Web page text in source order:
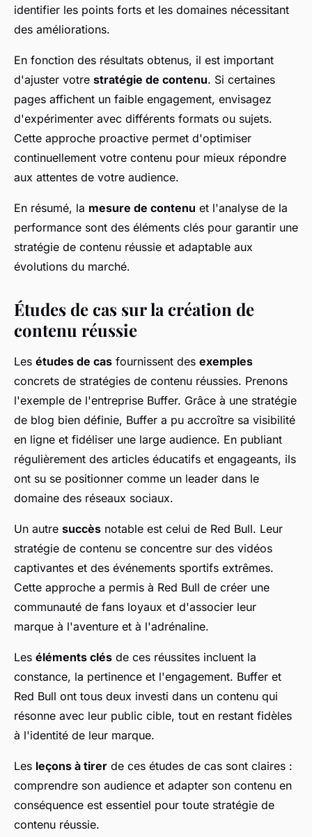
identifier les points forts et les domaines nécessitant
des améliorations.
En fonction des résultats obtenus, il est important
d'ajuster votre stratégie de contenu. Si certaines
pages affichent un faible engagement, envisagez
d'expérimenter avec différents formats ou sujets.
Cette approche proactive permet d'optimiser
continuellement votre contenu pour mieux répondre
aux attentes de votre audience.
En résumé, la mesure de contenu et l'analyse de la
performance sont des éléments clés pour garantir une
stratégie de contenu réussie et adaptable aux
évolutions du marché.
Études de cas sur la création de
contenu réussie
Les études de cas fournissent des exemples
concrets de stratégies de contenu réussies. Prenons
l'exemple de l'entreprise Buffer. Grâce à une stratégie
de blog bien définie, Buffer a pu accroître sa visibilité
en ligne et fidéliser une large audience. En publiant
régulièrement des articles éducatifs et engageants, ils
ont su se positionner comme un leader dans le
domaine des réseaux sociaux.
Un autre succès notable est celui de Red Bull. Leur
stratégie de contenu se concentre sur des vidéos
captivantes et des événements sportifs extrêmes.
Cette approche a permis à Red Bull de créer une
communauté de fans loyaux et d'associer leur
marque à l'aventure et à l'adrénaline.
Les éléments clés de ces réussites incluent la
constance, la pertinence et l'engagement. Buffer et
Red Bull ont tous deux investi dans un contenu qui
résonne avec leur public cible, tout en restant fidèles
à l'identité de leur marque.
Les leçons à tirer de ces études de cas sont claires :
comprendre son audience et adapter son contenu en
conséquence est essentiel pour toute stratégie de
contenu réussie.